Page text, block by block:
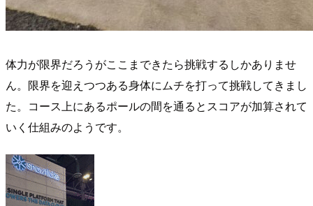
体力が限界だろうがここまできたら挑戦するしかありませ
ん。限界を迎えつつある身体にムチを打って挑戦してきまし
た。コース上にあるポールの間を通るとスコアが加算されて
いく仕組みのようです。